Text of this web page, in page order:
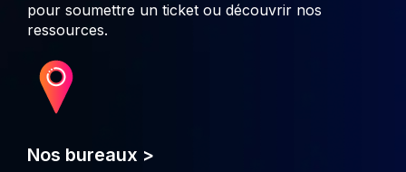
pour soumettre un ticket ou découvrir nos
ressources.
Nos bureaux >